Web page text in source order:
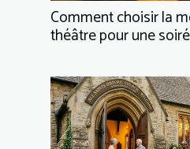
Comment choisir la
théâtre pour une